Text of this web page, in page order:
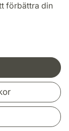
förbättra din